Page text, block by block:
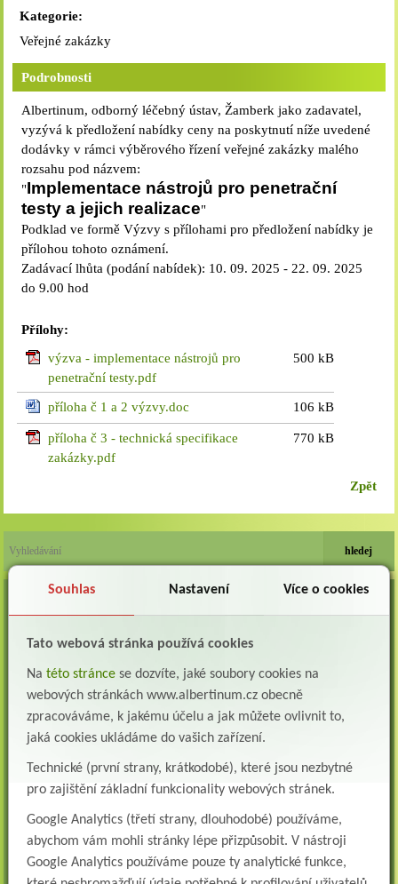
Kategorie:
Veřejné zakázky
Podrobnosti
Albertinum, odborný léčebný ústav, Žamberk jako zadavatel,
vyzývá k předložení nabídky ceny na poskytnutí níže uvedené
dodávky v rámci výběrového řízení veřejné zakázky malého
rozsahu pod názvem:
"Implementace nástrojů pro penetrační
testy a jejich realizace"
Podklad ve formě Výzvy s přílohami pro předložení nabídky je
přílohou tohoto oznámení.
Zadávací lhůta (podání nabídek): 10. 09. 2025 - 22. 09. 2025
do 9.00 hod
Přílohy:
výzva - implementace nástrojů pro
penetrační testy.pdf
500 kB
příloha č 1 a 2 výzvy.doc 106 kB
příloha č 3 - technická specifikace
zakázky.pdf
770 kB
Zpět
Albertinum, odborný léčebný ústav, Žamberk přijme do pracovního poměru: Lékaře na
Lékař na oddělení psychiatrie
Albertinum, odborný léčebný ústav, Žamberkpřijme do pracovního poměru: Lékaře na
Lékař oddělení pneumologie a ftizeologie (plicní oddělení)
Albertinum, odborný léčebný ústav, Žamberk přijme do pracovního poměru: Lékaře na
oddělení pneumologie a ftizeologie (pl...
Všeobecná/praktická sestra na LDN
Přidejte se k nám Do našeho týmu přijmeme všeobecnou nebo praktickou sestru na
lůžkové oddělení následné a dlouhodobé pé...
Souhlas Nastavení Více o cookies
Tato webová stránka používá cookies
Na této stránce se dozvíte, jaké soubory cookies na
webových stránkách www.albertinum.cz obecně
zpracováváme, k jakému účelu a jak můžete ovlivnit to,
jaká cookies ukládáme do vašich zařízení.
Technické (první strany, krátkodobé), které jsou nezbytné
pro zajištění základní funkcionality webových stránek.
Google Analytics (třetí strany, dlouhodobé) používáme,
abychom vám mohli stránky lépe přizpůsobit. V nástroji
Google Analytics používáme pouze ty analytické funkce,